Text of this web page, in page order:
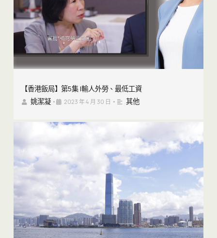
【香港飯局】第5集 |輸人外勞、最低工資
姚潔凝 • 2023 年 4 月 30 日 • 其他